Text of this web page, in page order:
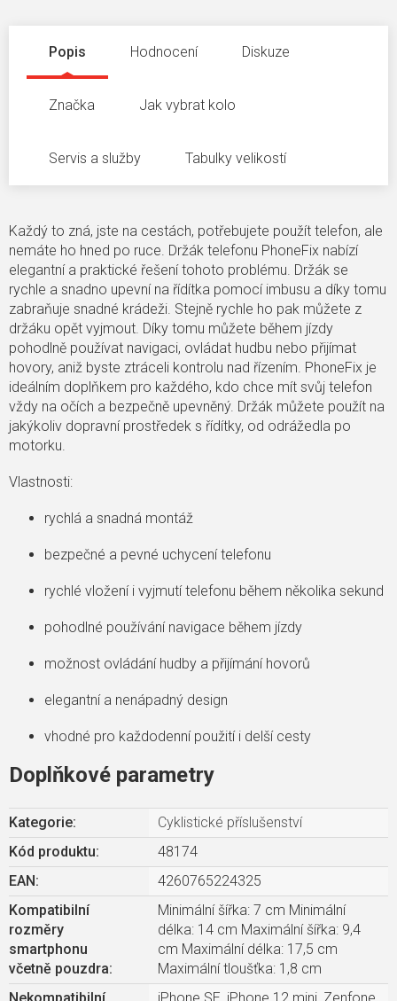
Popis Hodnocení Diskuze
Značka Jak vybrat kolo
Servis a služby Tabulky velikostí
Každý to zná, jste na cestách, potřebujete použít telefon, ale
nemáte ho hned po ruce. Držák telefonu PhoneFix nabízí
elegantní a praktické řešení tohoto problému. Držák se
rychle a snadno upevní na řídítka pomocí imbusu a díky tomu
zabraňuje snadné krádeži. Stejně rychle ho pak můžete z
držáku opět vyjmout. Díky tomu můžete během jízdy
pohodlně používat navigaci, ovládat hudbu nebo přijímat
hovory, aniž byste ztráceli kontrolu nad řízením. PhoneFix je
ideálním doplňkem pro každého, kdo chce mít svůj telefon
vždy na očích a bezpečně upevněný. Držák můžete použít na
jakýkoliv dopravní prostředek s řídítky, od odrážedla po
motorku.
Vlastnosti:
rychlá a snadná montáž
bezpečné a pevné uchycení telefonu
rychlé vložení i vyjmutí telefonu během několika sekund
pohodlné používání navigace během jízdy
možnost ovládání hudby a přijímání hovorů
elegantní a nenápadný design
vhodné pro každodenní použití i delší cesty
Doplňkové parametry
Kategorie:
Cyklistické příslušenství
Kód produktu:
48174
EAN :
4260765224325
Kompatibilní
rozměry
smartphonu
včetně pouzdra:
Minimální šířka: 7 cm Minimální
délka: 14 cm Maximální šířka: 9,4
cm Maximální délka: 17,5 cm
Maximální tloušťka: 1,8 cm